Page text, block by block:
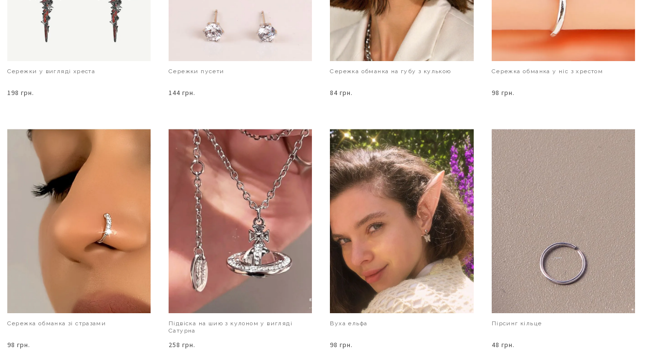
Сережки у вигляді хреста
198 грн.
Сережки пусети
144 грн.
Сережка обманка на губу з кулькою
84 грн.
Сережка обманка у ніс з хрестом
98 грн.
Сережка обманка зі стразами
98 грн.
Підвіска на шию з кулоном у вигляді
Сатурна
258 грн.
Вуха ельфа
98 грн.
Пірсинг кільце
48 грн.